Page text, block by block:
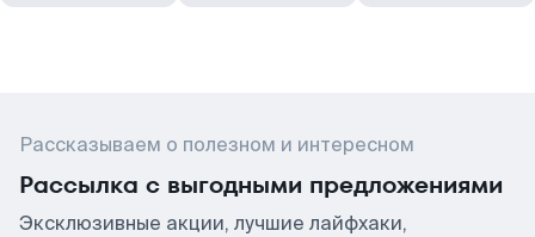
Рассказываем о полезном и интересном
Рассылка с выгодными предложениями
Эксклюзивные акции, лучшие лайфхаки,